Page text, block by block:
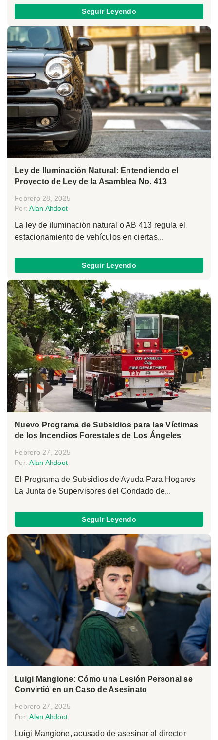
Seguir Leyendo
Ley de Iluminación Natural: Entendiendo el
Proyecto de Ley de la Asamblea No. 413
Febrero 28, 2025
Por:Alan Ahdoot
La ley de iluminación natural o AB 413 regula el
estacionamiento de vehículos en ciertas...
Seguir Leyendo
Nuevo Programa de Subsidios para las Víctimas
de los Incendios Forestales de Los Ángeles
Febrero 27, 2025
Por:Alan Ahdoot
El Programa de Subsidios de Ayuda Para Hogares
La Junta de Supervisores del Condado de...
Seguir Leyendo
Luigi Mangione: Cómo una Lesión Personal se
Convirtió en un Caso de Asesinato
Febrero 27, 2025
Por:Alan Ahdoot
Luigi Mangione, acusado de asesinar al director